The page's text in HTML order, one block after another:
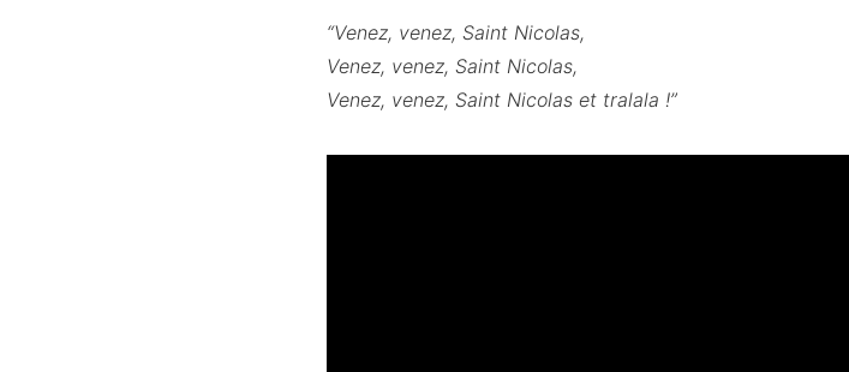
“Venez, venez, Saint Nicolas,
Venez, venez, Saint Nicolas,
Venez, venez, Saint Nicolas et tralala !”